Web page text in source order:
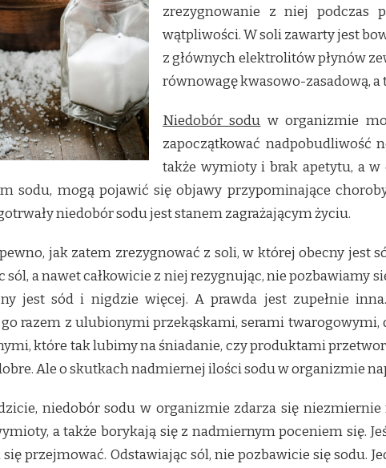
zrezygnowanie z niej podczas
wątpliwości. W soli zawarty jest
z głównych elektrolitów płynów
równowagę kwasowo-zasadową,
Niedobór sodu w organizmie
zapoczątkować nadpobudliwość
także wymioty i brak apetytu, a
sodu, mogą pojawić się objawy przypominające
niedobór sodu jest stanem zagrażającym życiu.
jak zatem zrezygnować z soli, w której obecny jest
sól, a nawet całkowicie z niej rezygnując, nie pozbawiamy
jest sód i nigdzie więcej. A prawda jest zupełnie
go razem z ulubionymi przekąskami, serami
które tak lubimy na śniadanie, czy produktami
Ale o skutkach nadmiernej ilości sodu w organizmie
niedobór sodu w organizmie zdarza się
a także borykają się z nadmiernym poceniem się.
przejmować. Odstawiając sól, nie pozbawicie się sodu.